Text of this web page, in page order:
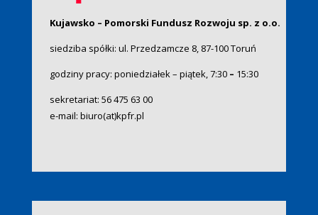
Kujawsko – Pomorski Fundusz Rozwoju sp. z o.o.
siedziba spółki: ul. Przedzamcze 8, 87-100 Toruń
godziny pracy: poniedziałek – piątek, 7:30– 15:30
sekretariat: 56 475 63 00
e-mail: biuro(at)kpfr.pl